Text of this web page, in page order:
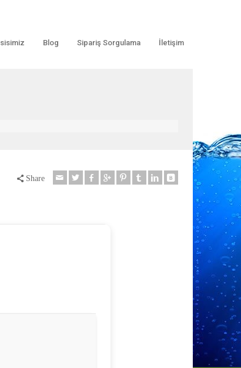
Blog Sipariş Sorgulama İletişim
Share